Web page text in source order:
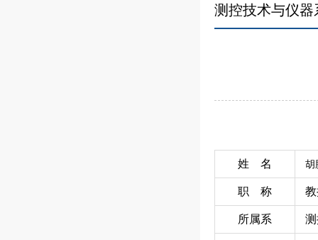
测控技术与仪器
姓 名 胡
职 称
所属系